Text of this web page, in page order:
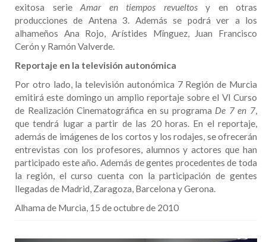
exitosa serie Amar en tiempos revueltosy en otras
producciones de Antena 3. Además se podrá ver a los
alhameños Ana Rojo, Arístides Mïnguez, Juan Francisco
Cerón y Ramón Valverde.
Reportaje en la televisión autonómica
Por otro lado, la televisión autonómica 7 Región de Murcia
emitirá este domingo un amplio reportaje sobre el VI Curso
de Realización Cinematográfica en su programa De 7 en 7,
que tendrá lugar a partir de las 20 horas. En el reportaje,
además de imágenes de los cortos y los rodajes, se ofrecerán
entrevistas con los profesores, alumnos y actores que han
participado este año. Además de gentes procedentes de toda
la región, el curso cuenta con la participación de gentes
llegadas de Madrid, Zaragoza, Barcelona y Gerona.
Alhama de Murcia, 15 de octubre de 2010